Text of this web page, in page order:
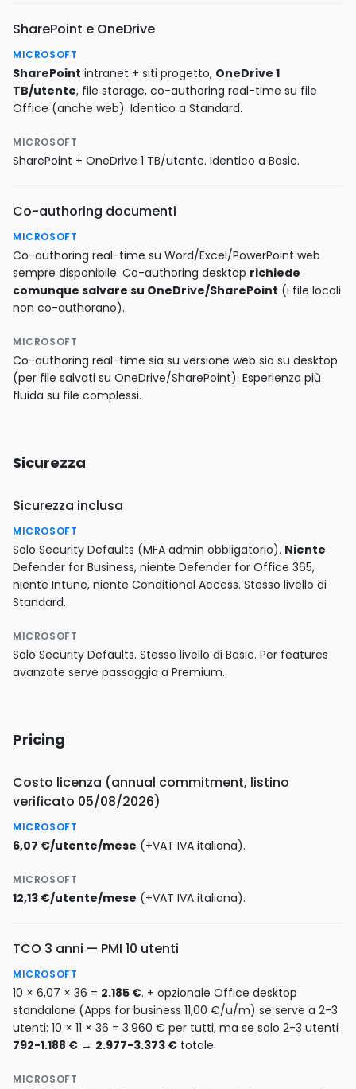
SharePoint e OneDrive
MICROSOFT
SharePoint intranet + siti progetto, OneDrive 1
TB/utente, file storage, co-authoring real-time su file
Office (anche web). Identico a Standard.
MICROSOFT
SharePoint + OneDrive 1 TB/utente. Identico a Basic.
Co-authoring documenti
MICROSOFT
Co-authoring real-time su Word/Excel/PowerPoint web
sempre disponibile. Co-authoring desktop richiede
comunque salvare su OneDrive/SharePoint (i file locali
non co-authorano).
MICROSOFT
Co-authoring real-time sia su versione web sia su desktop
(per file salvati su OneDrive/SharePoint). Esperienza più
fluida su file complessi.
Sicurezza
Sicurezza inclusa
MICROSOFT
Solo Security Defaults (MFA admin obbligatorio). Niente
Defender for Business, niente Defender for Office 365,
niente Intune, niente Conditional Access. Stesso livello di
Standard.
MICROSOFT
Solo Security Defaults. Stesso livello di Basic. Per features
avanzate serve passaggio a Premium.
Pricing
Costo licenza (annual commitment, listino
verificato 05/08/2026)
MICROSOFT
6,07 €/utente/mese (+VAT IVA italiana).
MICROSOFT
12,13 €/utente/mese (+VAT IVA italiana).
TCO 3 anni — PMI 10 utenti
MICROSOFT
10 × 6,07 × 36 = 2.185 €. + opzionale Office desktop
standalone (Apps for business 11,00 €/u/m) se serve a 2-3
utenti: 10 × 11 × 36 = 3.960 € per tutti, ma se solo 2-3 utenti
792-1.188 € → 2.977-3.373 € totale.
MICROSOFT